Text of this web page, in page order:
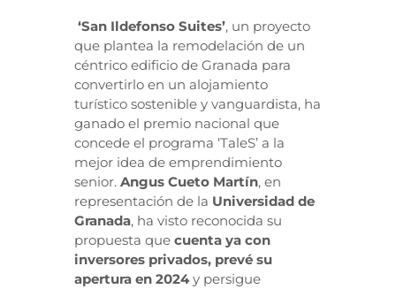
‘San Ildefonso Suites’, un proyecto
que plantea la remodelación de un
céntrico edificio de Granada para
convertirlo en un alojamiento
turístico sostenible y vanguardista, ha
ganado el premio nacional que
concede el programa ‘TaleS’ a la
mejor idea de emprendimiento
senior. Angus Cueto Martín, en
representación de la Universidad de
Granada, ha visto reconocida su
propuesta que cuenta ya con
inversores privados, prevé su
apertura en 2024y persigue